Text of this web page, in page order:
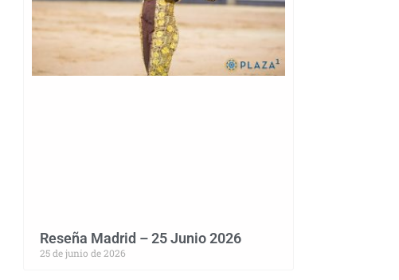
Reseña Madrid – 25 Junio 2026
25 de junio de 2026